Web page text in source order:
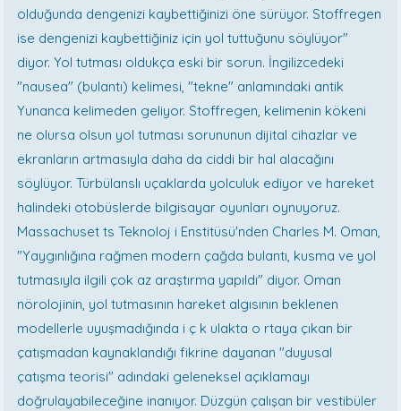
olduğunda dengenizi kaybettiğinizi öne sürüyor. Stoffregen
ise dengenizi kaybettiğiniz için yol tuttuğunu söylüyor"
diyor. Yol tutması oldukça eski bir sorun. İngilizcedeki
"nausea" (bulantı) kelimesi, "tekne" anlamındaki antik
Yunanca kelimeden geliyor. Stoffregen, kelimenin kökeni
ne olursa olsun yol tutması sorununun dijital cihazlar ve
ekranların artmasıyla daha da ciddi bir hal alacağını
söylüyor. Türbülanslı uçaklarda yolculuk ediyor ve hareket
halindeki otobüslerde bilgisayar oyunları oynuyoruz.
Massachuset ts Teknoloj i Enstitüsü'nden Charles M. Oman,
"Yaygınlığına rağmen modern çağda bulantı, kusma ve yol
tutmasıyla ilgili çok az araştırma yapıldı" diyor. Oman
nörolojinin, yol tutmasının hareket algısının beklenen
modellerle uyuşmadığında i ç k ulakta o rtaya çıkan bir
çatışmadan kaynaklandığı fikrine dayanan "duyusal
çatışma teorisi" adındaki geleneksel açıklamayı
doğrulayabileceğine inanıyor. Düzgün çalışan bir vestibüler